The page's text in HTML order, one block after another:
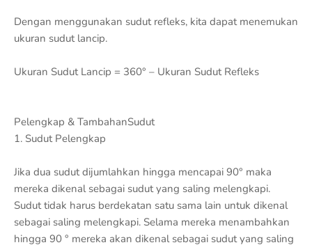
Dengan menggunakan sudut refleks, kita dapat menemukan
ukuran sudut lancip.
Ukuran Sudut Lancip = 360° – Ukuran Sudut Refleks
Pelengkap & TambahanSudut
1. Sudut Pelengkap
Jika dua sudut dijumlahkan hingga mencapai 90° maka
mereka dikenal sebagai sudut yang saling melengkapi.
Sudut tidak harus berdekatan satu sama lain untuk dikenal
sebagai saling melengkapi. Selama mereka menambahkan
hingga 90 ° mereka akan dikenal sebagai sudut yang saling